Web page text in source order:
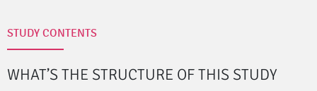
STUDY CONTENTS
WHAT’S THE STRUCTURE OF THIS STUDY